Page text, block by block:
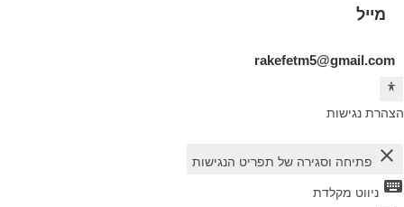
מייל
rakefetm5@gmail.com
הצהרת נגישות
close פתיחה וסגירה של תפריט הנגישות
keyboard ניווט מקלדת